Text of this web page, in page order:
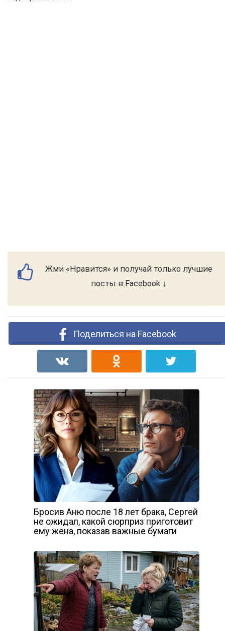
Жми «Нравится» и получай только лучшие
посты в Facebook ↓
Поделиться на Facebook
Бросив Аню после 18 лет брака, Сергей
не ожидал, какой сюрприз приготовит
ему жена, показав важные бумаги